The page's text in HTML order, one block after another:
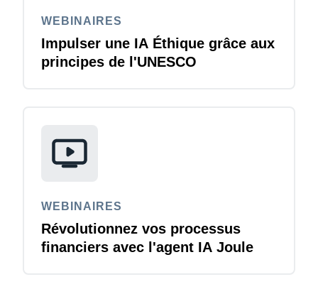
WEBINAIRES
Impulser une IA Éthique grâce aux
principes de l'UNESCO
WEBINAIRES
Révolutionnez vos processus
financiers avec l'agent IA Joule